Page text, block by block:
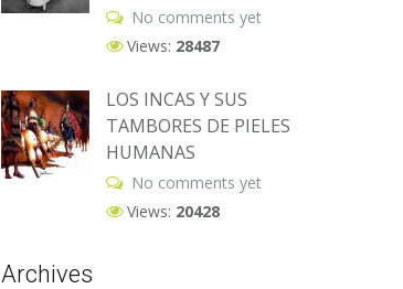
No comments yet
Views: 28487
LOS INCAS Y SUS
TAMBORES DE PIELES
HUMANAS
No comments yet
Views: 20428
Archives